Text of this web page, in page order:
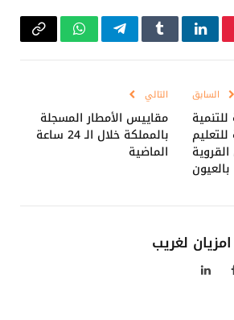
لينكدإنTumblrتيلقرامواتسابCopy
السابق
بالعيون
التالي
مقاييس الأمطار المسجلة
بالمملكة خلال الـ 24 ساعة
الماضية
لغريب
فيسبوكلينكدإن